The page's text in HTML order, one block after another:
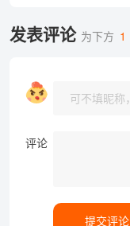
发表评论 为下方 1
评论
提交评论